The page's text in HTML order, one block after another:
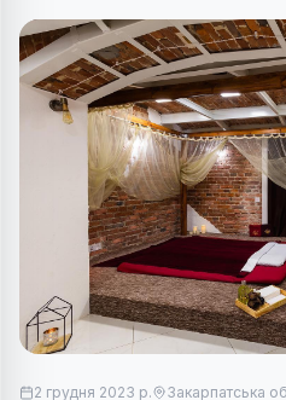
2 грудня 2023 р. Закарпатська